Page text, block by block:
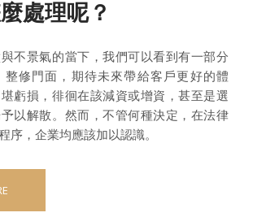
處理呢？
不景氣的當下，我們可以看到有一部分
整修門面，期待未來帶給客戶更好的體
虧損，徘徊在該減資或增資，甚至是選
以解散。然而，不管何種決定，在法律
序，企業均應該加以認識。